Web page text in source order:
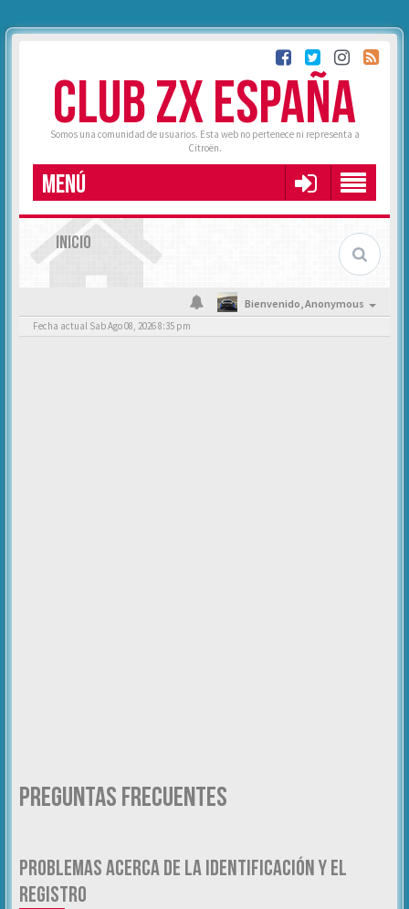
CLUB ZX ESPAÑA
Somos una comunidad de usuarios. Esta web no pertenece ni representa a
Citroën.
MENÚ
INICIO
Bienvenido,Anonymous
Fecha actual Sab Ago 08, 2026 8:35 pm
Preguntas Frecuentes
PROBLEMAS ACERCA DE LA IDENTIFICACIÓN Y EL
REGISTRO